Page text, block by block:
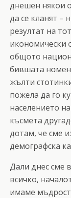
днешен някои
да се кланят –
резултат на
икономически
общото
бившата
жълти
пожела да го
населението
късмета
дотам, че сме
демографска
Дали днес сме
всичко,
имаме мъдрост